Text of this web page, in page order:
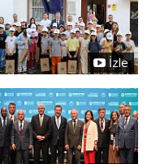
İzle